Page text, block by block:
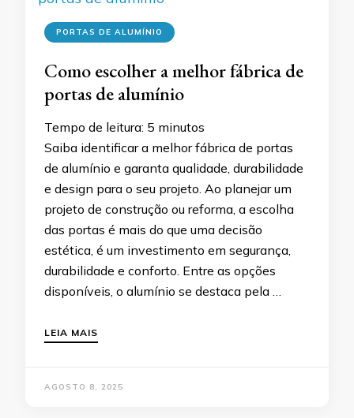
PORTAS DE ALUMÍNIO
Como escolher a melhor fábrica de
portas de alumínio
Tempo de leitura: 5 minutos
Saiba identificar a melhor fábrica de portas
de alumínio e garanta qualidade, durabilidade
e design para o seu projeto. Ao planejar um
projeto de construção ou reforma, a escolha
das portas é mais do que uma decisão
estética, é um investimento em segurança,
durabilidade e conforto. Entre as opções
disponíveis, o alumínio se destaca pela …
LEIA MAIS
AGOSTO 8, 2025